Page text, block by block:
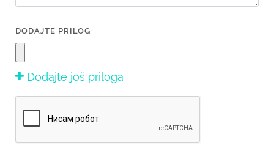
DODAJTE PRILOG
Dodajte još priloga